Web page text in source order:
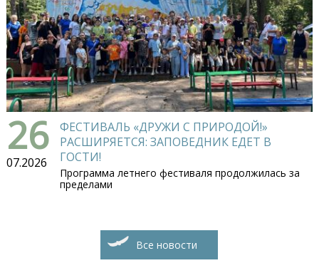
26
07.2026
ФЕСТИВАЛЬ «ДРУЖИ С ПРИРОДОЙ!»
РАСШИРЯЕТСЯ: ЗАПОВЕДНИК ЕДЕТ В
ГОСТИ!
Программа летнего фестиваля продолжилась за
пределами
Все новости